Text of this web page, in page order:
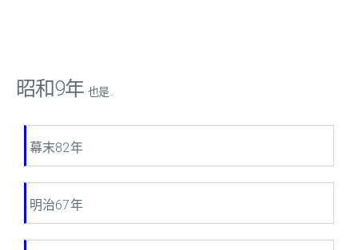
昭和9年 也是...
幕末82年
明治67年